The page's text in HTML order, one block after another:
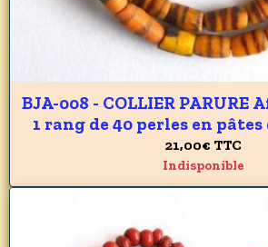
BJA-008 - COLLIER PARURE
1 rang de 40 perles en
du GHANA 6 x 12 mm - 210
21,00€ TTC
Indisponible